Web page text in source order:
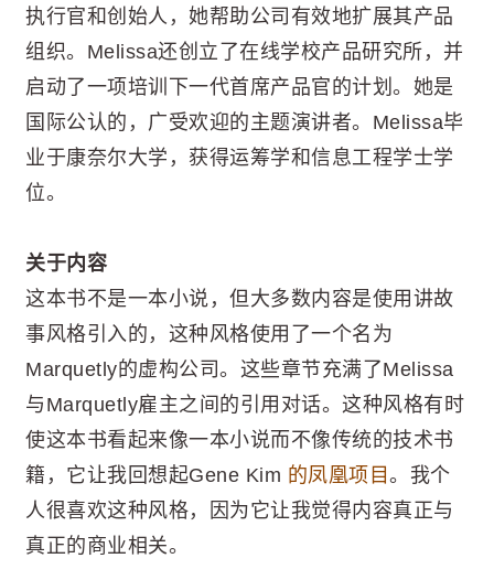
执行官和创始人，她帮助公司有效地扩展其产品
组织。Melissa还创立了在线学校产品研究所，并
启动了一项培训下一代首席产品官的计划。她是
国际公认的，广受欢迎的主题演讲者。Melissa毕
业于康奈尔大学，获得运筹学和信息工程学士学
位。
关于内容
这本书不是一本小说，但大多数内容是使用讲故
事风格引入的，这种风格使用了一个名为
Marquetly的虚构公司。这些章节充满了Melissa
与Marquetly雇主之间的引用对话。这种风格有时
使这本书看起来像一本小说而不像传统的技术书
籍，它让我回想起Gene Kim 的凤凰项目 。我个
人很喜欢这种风格，因为它让我觉得内容真正与
真正的商业相关。